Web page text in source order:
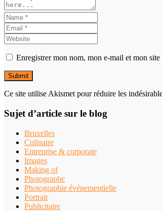
Enregistrer mon nom, mon e-mail et mon
Ce site utilise Akismet pour réduire les
Sujet d’article sur le blog
Bruxelles
Culinaire
Entreprise & corporate
Images
Making of
Photographe
Photographie événementielle
Portrait
Publicitaire